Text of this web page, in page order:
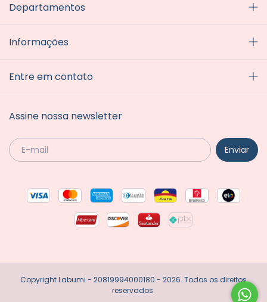
Departamentos
Informações
Entre em contato
Assine nossa newsletter
Copyright Labumi - 20819994000180 - 2026. Todos os direitos
reservados.